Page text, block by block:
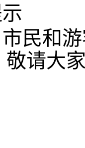
民和
请大